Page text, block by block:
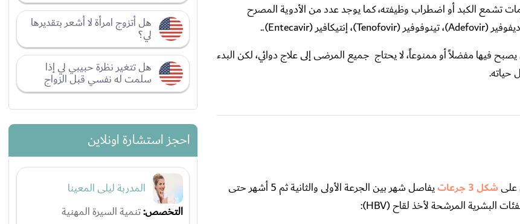
تشمع الكبد أو اضطراب وظيفته، كما يوجد عدد من الأدوية المصرح
فيها مفضلاً أو ممنوعاً، لا يحتاج جميع المرضى إلى علاج دوائي، لكن البدء
حياته.
علىشكل 3 جرعات
يفاصل شهر بين الجرعة الأولى والثانية ثم 5 أشهر حتى
هل أتزوج امرأة لا أشعر بتقديرها
لي؟
هل تتغير نظرة حبيبي لي إذا
سلمت له نفسي قبل الزواج
احجز استشارة اونلاين
المدربة ليلى المعينا
التخصص:تنمية السيرة المهنية